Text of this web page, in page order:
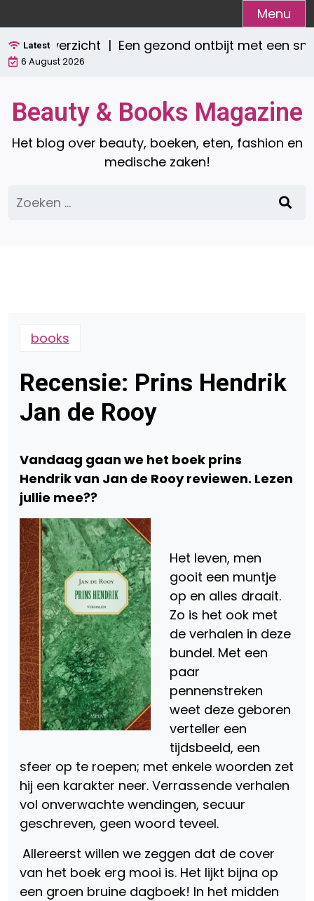
naar
de
inhoud
Menu
Latest
overzicht |Een gezond ontbijt met een
6 August 2026
Beauty & Books Magazine
Het blog over beauty, boeken, eten, fashion en
medische zaken!
Zoeken
naar:
books
Recensie: Prins Hendrik
Jan de Rooy
Vandaag gaan we het boek prins
Hendrik van Jan de Rooy reviewen. Lezen
jullie mee??
Het leven, men
gooit een muntje
op en alles draait.
Zo is het ook met
de verhalen in deze
bundel. Met een
paar
pennenstreken
weet deze geboren
verteller een
tijdsbeeld, een
sfeer op te roepen; met enkele woorden zet
hij een karakter neer. Verrassende verhalen
vol onverwachte wendingen, secuur
geschreven, geen woord teveel.
Allereerst willen we zeggen dat de cover
van het boek erg mooi is. Het lijkt bijna op
een groen bruine dagboek! In het midden